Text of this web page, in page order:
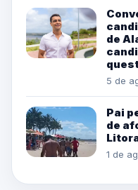
de
5 de
Pai
de
1 de